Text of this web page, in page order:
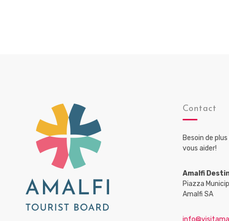
Contact
Besoin de
vous aider!
Amalfi
Piazza
Amalfi SA